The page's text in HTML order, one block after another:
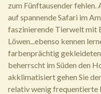
zum Fünftausender fehlen.
auf spannende Safari im
faszinierende Tierwelt mit
Löwen...ebenso kennen
farbenprächtig
beherrscht im Süden den
akklimatisiert gehen Sie
relativ wenig frequentierte